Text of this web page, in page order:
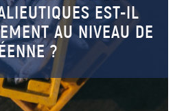
EST-IL
AU NIVEAU DE
?